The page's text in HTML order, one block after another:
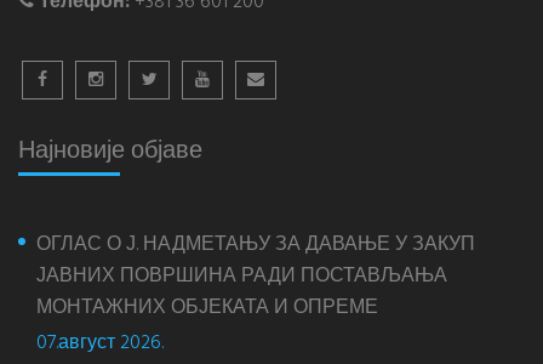
Најновије објаве
ОГЛАС О Ј. НАДМЕТАЊУ ЗА ДАВАЊЕ У ЗАКУП
ЈАВНИХ ПОВРШИНА РАДИ ПОСТАВЉАЊА
МОНТАЖНИХ ОБЈЕКАТА И ОПРЕМЕ
07.август 2026.